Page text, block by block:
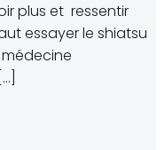
plus et ressentir
essayer le shiatsu